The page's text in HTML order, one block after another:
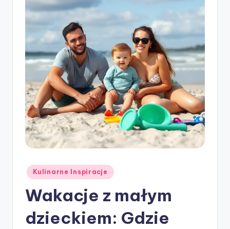
Posted
in
Kulinarne Inspiracje
Wakacje z małym
dzieckiem: Gdzie